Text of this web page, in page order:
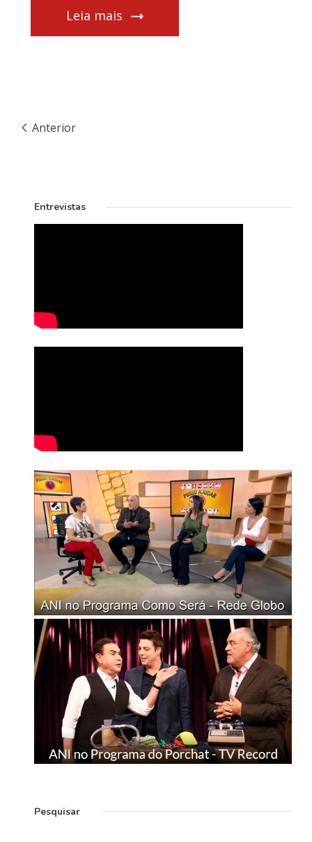
Leia mais
Anterior
Entrevistas
Pesquisar